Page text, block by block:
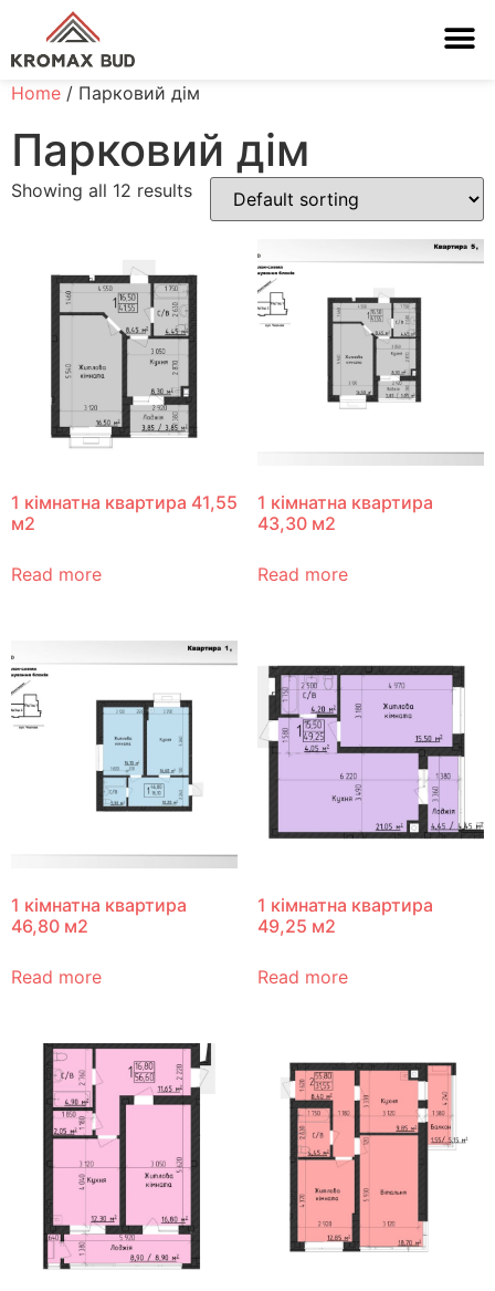
Home / Парковий дім
Парковий дім
Showing all 12 results
1 кімнатна квартира 41,55
м2
Read more
1 кімнатна квартира
43,30 м2
Read more
1 кімнатна квартира
46,80 м2
Read more
1 кімнатна квартира
49,25 м2
Read more